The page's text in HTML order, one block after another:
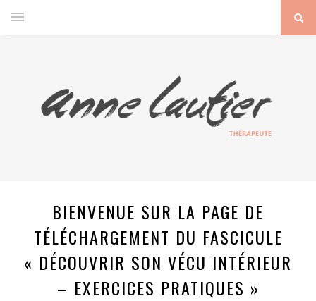
BIENVENUE SUR LA PAGE DE
TÉLÉCHARGEMENT DU FASCICULE
« DÉCOUVRIR SON VÉCU INTÉRIEUR
– EXERCICES PRATIQUES »